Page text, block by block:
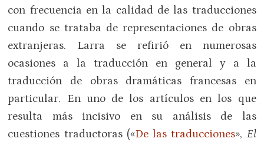
con frecuencia en la calidad de las traducciones
cuando se trataba de representaciones de obras
extranjeras. Larra se refirió en numerosas
ocasiones a la traducción en general y a la
traducción de obras dramáticas francesas en
particular. En uno de los artículos en los que
resulta más incisivo en su análisis de las
cuestiones traductoras («De las traducciones», El